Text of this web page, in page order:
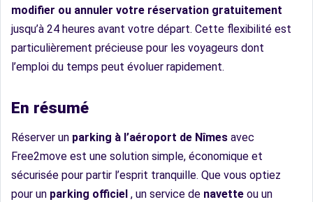
modifier ou annuler votre réservation gratuitement
jusqu’à 24 heures avant votre départ. Cette flexibilité est
particulièrement précieuse pour les voyageurs dont
l’emploi du temps peut évoluer rapidement.
En résumé
Réserver un parking à l’aéroport de Nîmes avec
Free2move est une solution simple, économique et
sécurisée pour partir l’esprit tranquille. Que vous optiez
pour un parking officiel , un service de navette ou un